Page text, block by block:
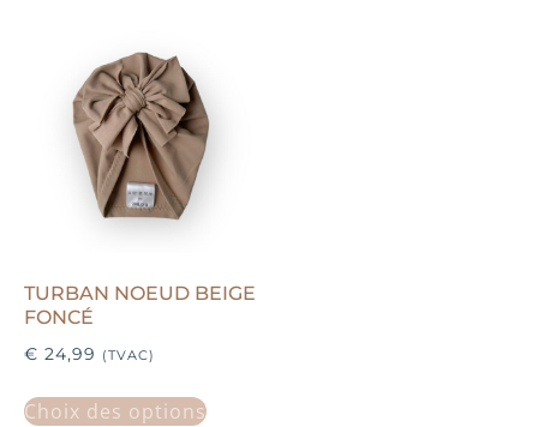
TURBAN NOEUD BEIGE
FONCÉ
€ 24,99 (TVAC)
Choix des options